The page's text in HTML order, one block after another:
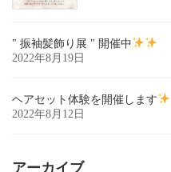
" 振袖髪飾り展 " 開催中
2022年8月19日
ヘアセット体験を開催します
2022年8月12日
アーカイブ